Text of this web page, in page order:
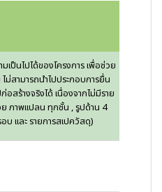
ป็นไปได้ของโครงการ เพื่อช่วย
ม่สามารถนำไปประกอบการยื่น
สร้างจริงได้ เนื่องจากไม่มีราย
ภาพแปลน ทุกชั้น , รูปด้าน 4
บ และ รายการสเปควัสดุ)